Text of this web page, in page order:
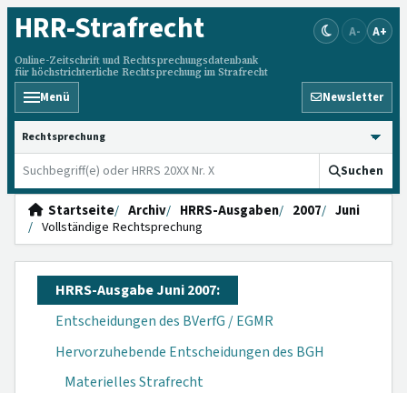
HRR-Strafrecht
Online-Zeitschrift und Rechtsprechungsdatenbank
für höchstrichterliche Rechtsprechung im Strafrecht
A- A+
Menü Newsletter
HRRS durchsuchen
Suchen
Startseite Archiv HRRS-Ausgaben 2007
Juni
Vollständige Rechtsprechung
HRRS-Ausgabe Juni 2007:
Entscheidungen des BVerfG / EGMR
Hervorzuhebende Entscheidungen des BGH
Materielles Strafrecht